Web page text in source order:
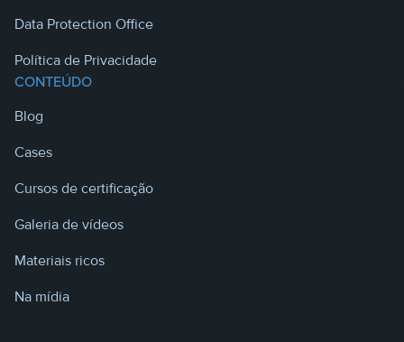
Data Protection Office
Política de Privacidade
CONTEÚDO
Blog
Cases
Cursos de certificação
Galeria de vídeos
Materiais ricos
Na mídia